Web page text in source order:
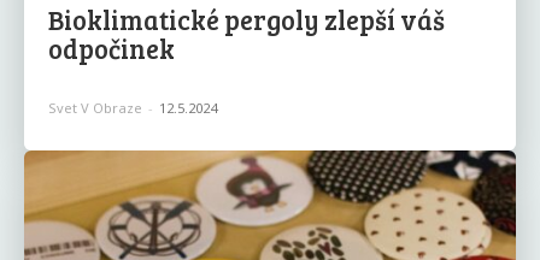
Bioklimatické pergoly zlepší váš
odpočinek
Svet V Obraze - 12.5.2024